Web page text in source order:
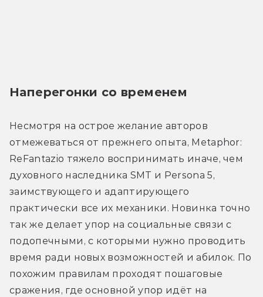
Наперегонки со временем
Несмотря на острое желание авторов
отмежеваться от прежнего опыта, Metaphor:
ReFantazio тяжело воспринимать иначе, чем
духовного наследника SMT и Persona 5,
заимствующего и адаптирующего
практически все их механики. Новинка точно
так же делает упор на социальные связи с
подопечными, с которыми нужно проводить
время ради новых возможностей и абилок. По
похожим правилам проходят пошаговые
сражения, где основной упор идёт на